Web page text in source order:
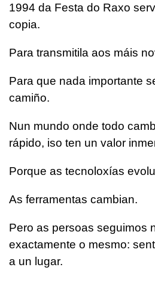
1994 da Festa do Raxo
copia.
Para transmitila aos máis
Para que nada importante
camiño.
Nun mundo onde todo
rápido, iso ten un valor
Porque as tecnoloxías
As ferramentas cambian.
Pero as persoas seguimos
exactamente o mesmo:
a un lugar.